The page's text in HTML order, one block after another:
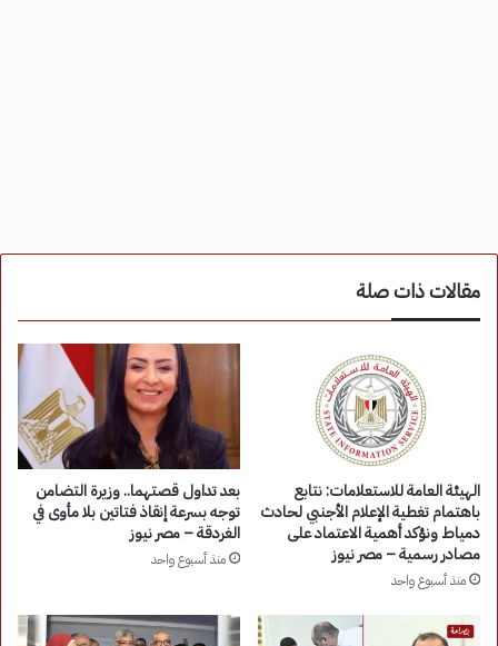
مقالات ذات صلة
الهيئة العامة للاستعلامات: نتابع
باهتمام تغطية الإعلام الأجنبي لحادث
دمياط ونؤكد أهمية الاعتماد على
مصادر رسمية – مصر نيوز
منذ أسبوع واحد
بعد تداول قصتهما.. وزيرة التضامن
توجه بسرعة إنقاذ فتاتين بلا مأوى في
الغردقة – مصر نيوز
منذ أسبوع واحد